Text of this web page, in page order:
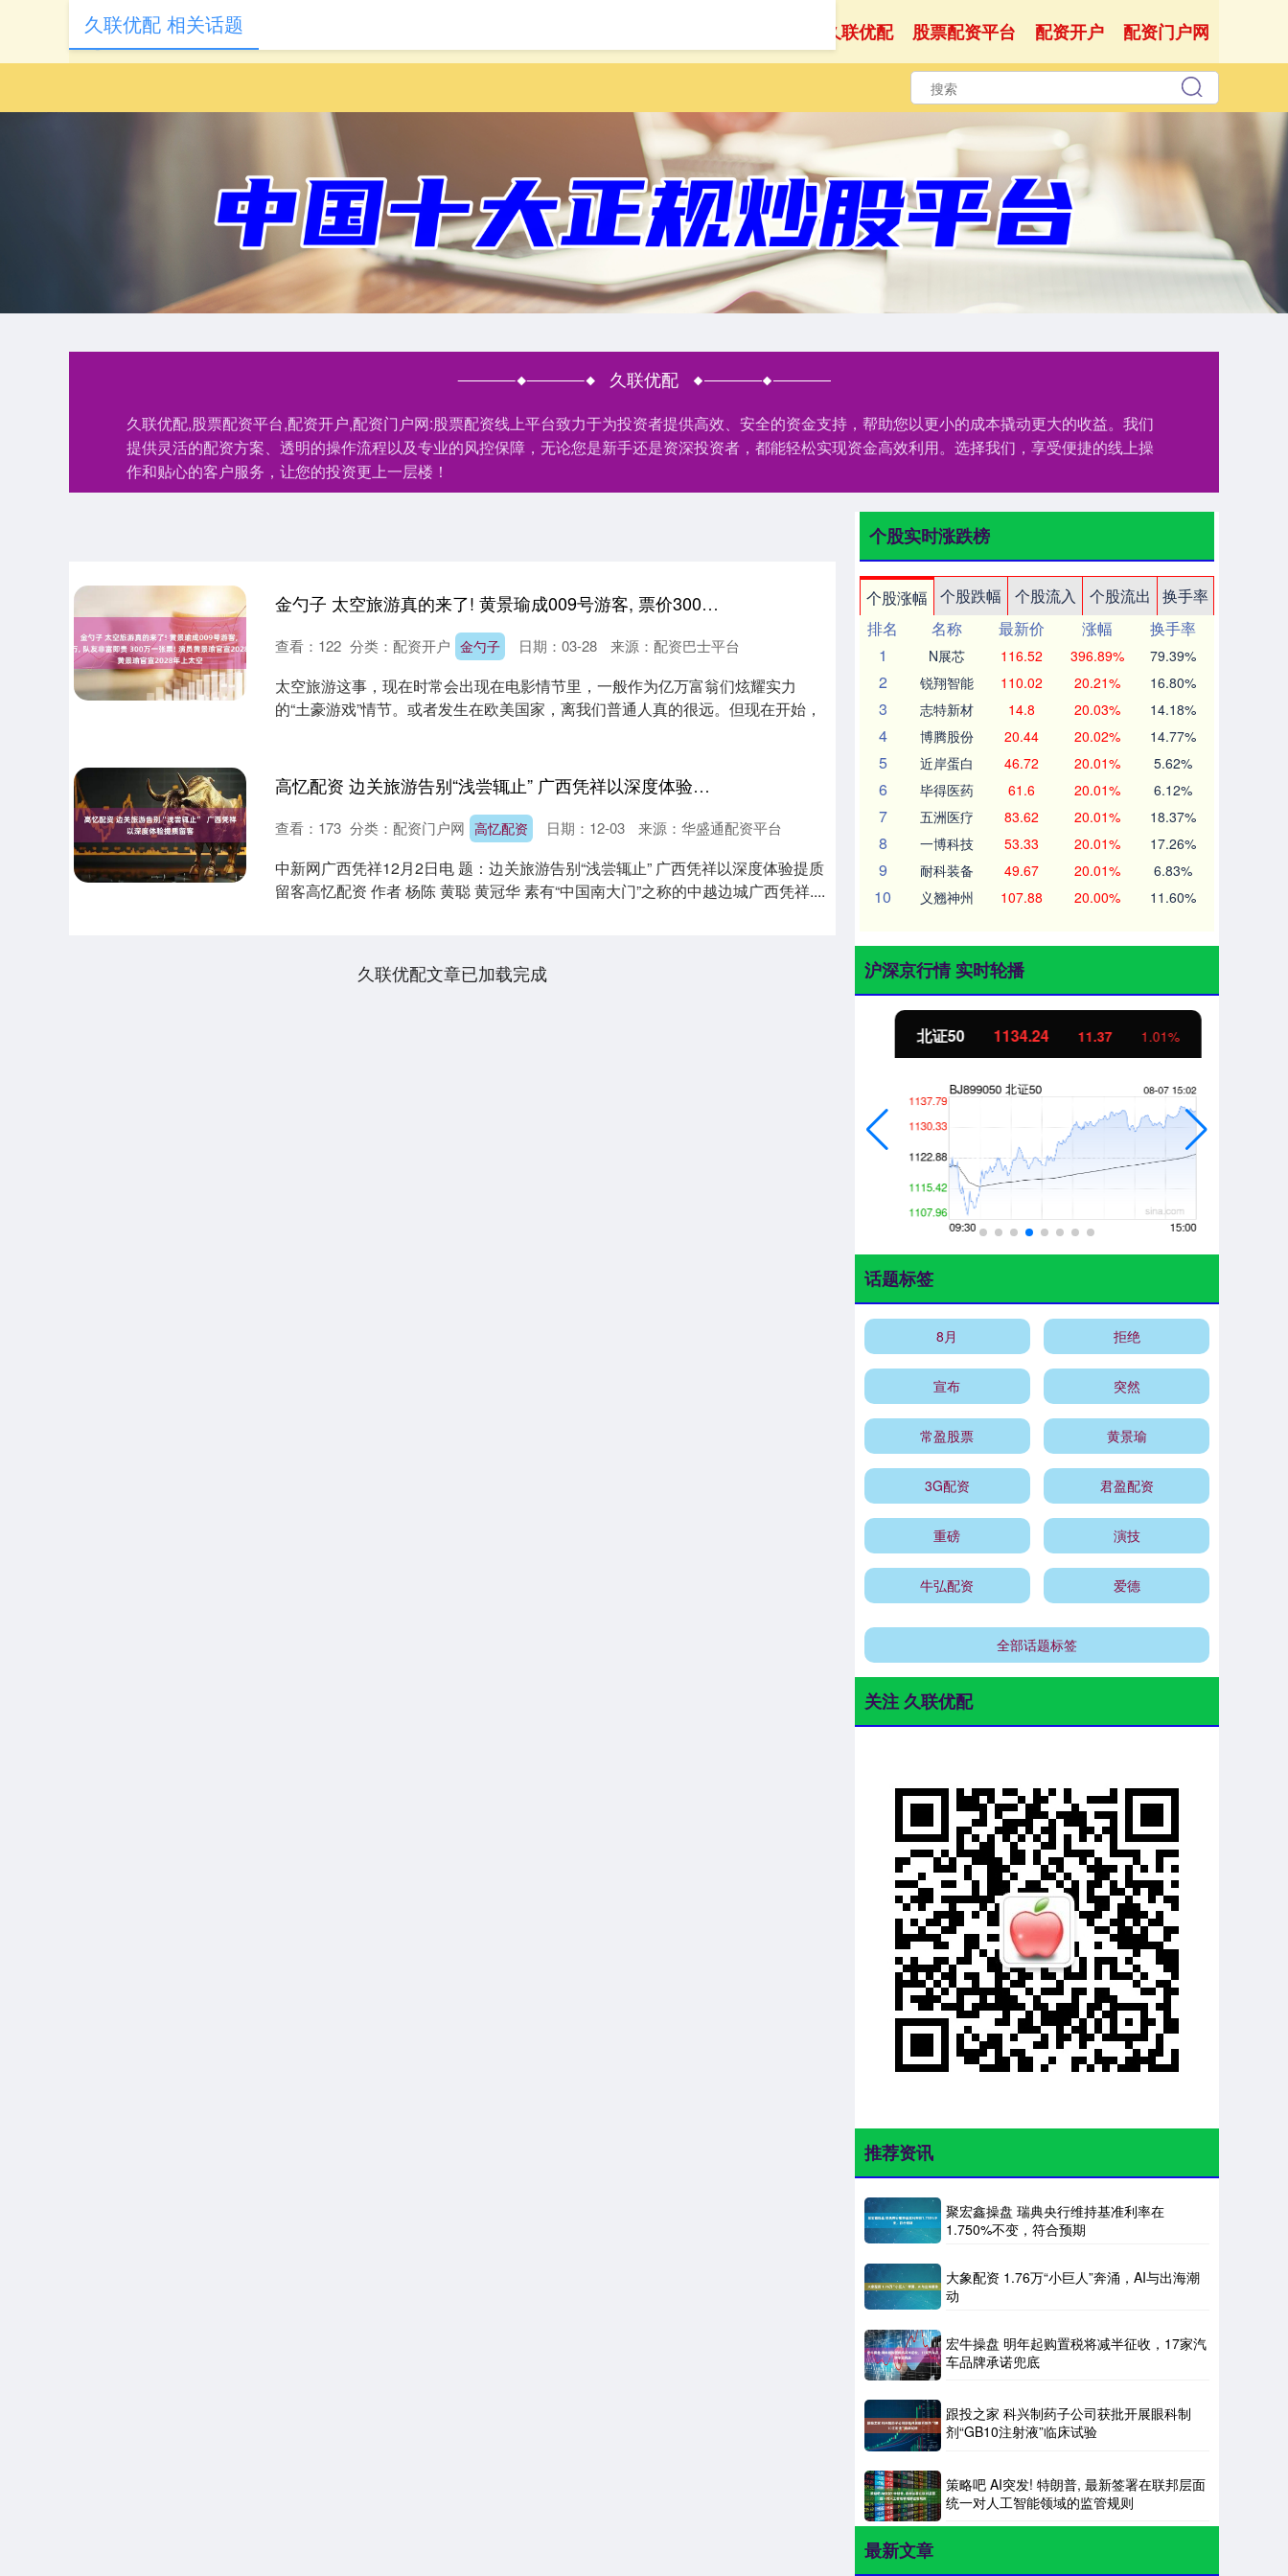
久联优配 股票配资平台 配资开户 配资门户网
久联优配
久联优配,股票配资平台,配资开户,配资门户网:股票配资线上平台致力于为投资者提供高效、安全的资金支持，帮助您以更小的成本撬动更大的收益。我们
提供灵活的配资方案、透明的操作流程以及专业的风控保障，无论您是新手还是资深投资者，都能轻松实现资金高效利用。选择我们，享受便捷的线上操
作和贴心的客户服务，让您的投资更上一层楼！
久联优配 相关话题
金勺子 太空旅游真的来了! 黄景瑜成009号游客, 票价300万, 队友非富即贵 300万一张票! 演员黄景瑜官宣2028年上太空
金勺子 日期：03-28 来源：配资巴士平台
查看： 122 分类： 配资开户
太空旅游这事，现在时常会出现在电影情节里，一般作为亿万富翁们炫耀实力
的“土豪游戏”情节。或者发生在欧美国家，离我们普通人真的很远。但现在开始，
高忆配资 边关旅游告别“浅尝辄止” 广西凭祥以深度体验提质留客
高忆配资 日期：12-03 来源：华盛通配资平台
查看： 173 分类： 配资门户网
中新网广西凭祥12月2日电 题：边关旅游告别“浅尝辄止” 广西凭祥以深度体验提质
留客高忆配资 作者 杨陈 黄聪 黄冠华 素有“中国南大门”之称的中越边城广西凭祥....
久联优配文章已加载完成
个股实时涨跌榜
个股涨幅 个股跌幅 个股流入 个股流出
换手率
排名
名称 最新价 涨幅
换手率
1
N展芯 116.52 396.89% 79.39%
2 锐翔智能 110.02 20.21% 16.80%
3 志特新材 14.8 20.03% 14.18%
4 博腾股份 20.44 20.02% 14.77%
5 近岸蛋白 46.72 20.01% 5.62%
6 毕得医药 61.6 20.01% 6.12%
7 五洲医疗 83.62 20.01% 18.37%
8 一博科技 53.33 20.01% 17.26%
9 耐科装备 49.67 20.01% 6.83%
10 义翘神州 107.88 20.00% 11.60%
沪深京行情 实时轮播
北证50 1134.24 11.37 1.01%
话题标签
8月 拒绝
宣布 突然
常盈股票 黄景瑜
3G配资 君盈配资
重磅 演技
牛弘配资 爱德
全部话题标签
关注 久联优配
推荐资讯
聚宏鑫操盘 瑞典央行维持基准利率在
1.750%不变，符合预期
大象配资 1.76万“小巨人”奔涌，AI与出海潮
动
宏牛操盘 明年起购置税将减半征收，17家汽
车品牌承诺兜底
跟投之家 科兴制药子公司获批开展眼科制
剂“GB10注射液”临床试验
策略吧 AI突发! 特朗普, 最新签署在联邦层面
统一对人工智能领域的监管规则
最新文章